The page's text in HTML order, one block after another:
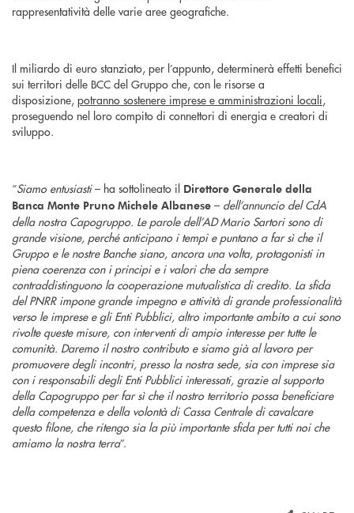
rappresentatività delle varie aree geografiche.
Il miliardo di euro stanziato, per l’appunto, determinerà effetti benefici
sui territori delle BCC del Gruppo che, con le risorse a
disposizione, potranno sostenere imprese e amministrazioni locali,
proseguendo nel loro compito di connettori di energia e creatori di
sviluppo.
“Siamo entusiasti– ha sottolineato il Direttore Generale della
Banca Monte Pruno Michele Albanese – dell’annuncio del CdA
della nostra Capogruppo. Le parole dell’AD Mario Sartori sono di
grande visione, perché anticipano i tempi e puntano a far sì che il
Gruppo e le nostre Banche siano, ancora una volta, protagonisti in
piena coerenza con i principi e i valori che da sempre
contraddistinguono la cooperazione mutualistica di credito. La sfida
del PNRR impone grande impegno e attività di grande professionalità
verso le imprese e gli Enti Pubblici, altro importante ambito a cui sono
rivolte queste misure, con interventi di ampio interesse per tutte le
comunità. Daremo il nostro contributo e siamo già al lavoro per
promuovere degli incontri, presso la nostra sede, sia con imprese sia
con i responsabili degli Enti Pubblici interessati, grazie al supporto
della Capogruppo per far sì che il nostro territorio possa beneficiare
della competenza e della volontà di Cassa Centrale di cavalcare
questo filone, che ritengo sia la più importante sfida per tutti noi che
amiamo la nostra terra”.